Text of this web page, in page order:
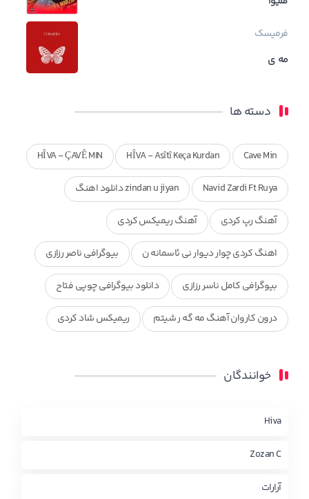
فرمیسک
مه ی
دسته ها
Cave Min
HÎVA - Asîtî Keça Kurdan
HÎVA - ÇAVÊ MIN
Navid Zardi Ft Ruya zindan u jiyan دانلود اهنگ
آهنگ رپ کردی آهنگ ریمیکس کردی
اهنگ کردی چوار دیوار نی ئاسمانه ن بیوگرافی ناصر رزازی
بیوگرافی کامل ناسر رزازی دانلود بیوگرافی چوپی فتاح
درون کاروان آهنگ مه گه ر شیتم ریمیکس شاد کردی
محمد جزا
چاو من
خوانندگان
Hiva
Zozan C
آرارات